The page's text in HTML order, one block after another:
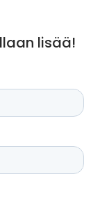
lisää!